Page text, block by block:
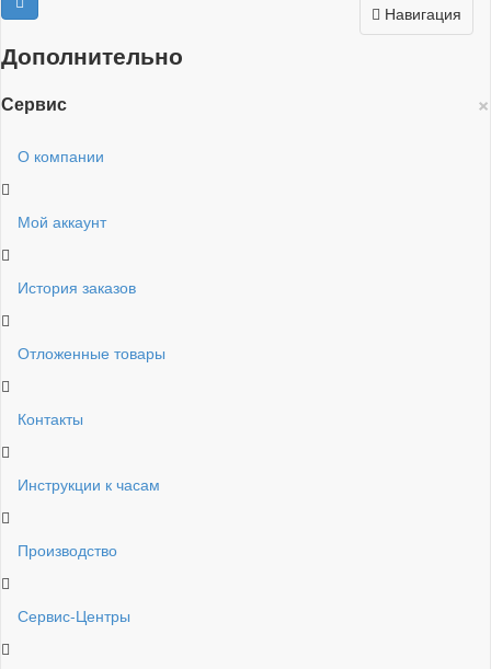
Навигация
Дополнительно
×
Сервис
О компании
Мой аккаунт
История заказов
Отложенные товары
Контакты
Инструкции к часам
Производство
Сервис-Центры